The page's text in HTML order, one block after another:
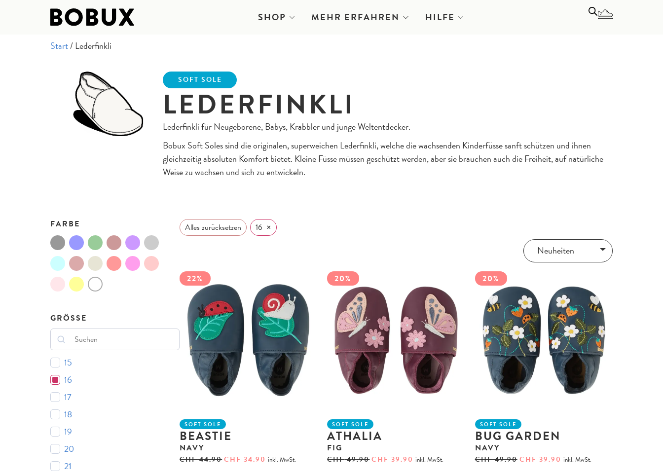
SHOP MEHR ERFAHREN HILFE
Start/ Lederfinkli
SOFT SOLE
LEDERFINKLI
Lederfinkli für Neugeborene, Babys, Krabbler und junge Weltentdecker.
Bobux Soft Soles sind die originalen, superweichen Lederfinkli, welche die wachsenden Kinderfüsse sanft schützen und ihnen
gleichzeitig absoluten Komfort bietet. Kleine Füsse müssen geschützt werden, aber sie brauchen auch die Freiheit, auf natürliche
Weise zu wachsen und sich zu entwickeln.
FARBE
GRÖSSE
15
16
17
18
19
20
21
Alles zurücksetzen 16 ×
22%
SOFT SOLE
BEASTIE
NAVY
CHF44.90CHF 34.90 inkl. MwSt.
20%
SOFT SOLE
ATHALIA
FIG
CHF49.90CHF 39.90 inkl. MwSt.
20%
SOFT SOLE
BUG GARDEN
NAVY
CHF49.90 CHF 39.90 inkl. MwSt.